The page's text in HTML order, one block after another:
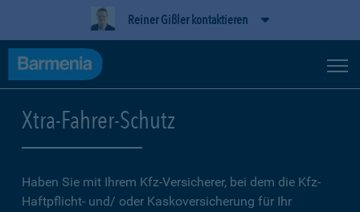
Reiner Gißler kontaktieren
Xtra-Fahrer-Schutz
Haben Sie mit Ihrem Kfz-Versicherer, bei dem die Kfz-
Haftpflicht- und/ oder Kaskoversicherung für Ihr